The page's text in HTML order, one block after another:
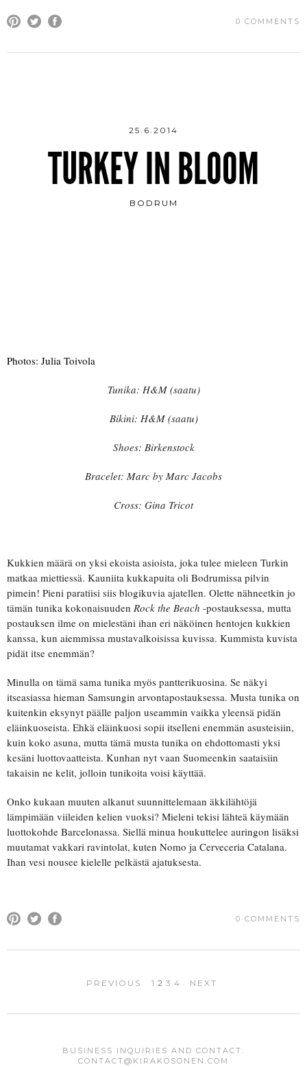
0 COMMENTS
25.6.2014
TURKEY IN BLOOM
BODRUM
Photos: Julia Toivola
Tunika: H&M (saatu)
Bikini: H&M (saatu)
Shoes: Birkenstock
Bracelet: Marc by Marc Jacobs
Cross: Gina Tricot
Kukkien määrä on yksi ekoista asioista, joka tulee mieleen Turkin
matkaa miettiessä. Kauniita kukkapuita oli Bodrumissa pilvin
pimein! Pieni paratiisi siis blogikuvia ajatellen. Olette nähneetkin jo
tämän tunika kokonaisuuden Rock the Beach -postauksessa, mutta
postauksen ilme on mielestäni ihan eri näköinen hentojen kukkien
kanssa, kun aiemmissa mustavalkoisissa kuvissa. Kummista kuvista
pidät itse enemmän?
Minulla on tämä sama tunika myös pantterikuosina. Se näkyi
itseasiassa hieman Samsungin arvontapostauksessa. Musta tunika on
kuitenkin eksynyt päälle paljon useammin vaikka yleensä pidän
eläinkuoseista. Ehkä eläinkuosi sopii itselleni enemmän asusteisiin,
kuin koko asuna, mutta tämä musta tunika on ehdottomasti yksi
kesäni luottovaatteista. Kunhan nyt vaan Suomeenkin saataisiin
takaisin ne kelit, jolloin tunikoita voisi käyttää.
Onko kukaan muuten alkanut suunnittelemaan äkkilähtöjä
lämpimään viileiden kelien vuoksi? Mieleni tekisi lähteä käymään
luottokohde Barcelonassa. Siellä minua houkuttelee auringon lisäksi
muutamat vakkari ravintolat, kuten Nomo ja Cerveceria Catalana.
Ihan vesi nousee kielelle pelkästä ajatuksesta.
0 COMMENTS
PREVIOUS 1 2 3 4 NEXT
BUSINESS INQUIRIES AND CONTACT:
CONTACT@KIRAKOSONEN.COM